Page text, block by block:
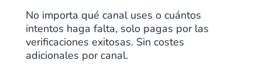
No importa qué canal uses o cuántos
intentos haga falta, solo pagas por las
verificaciones exitosas. Sin costes
adicionales por canal.